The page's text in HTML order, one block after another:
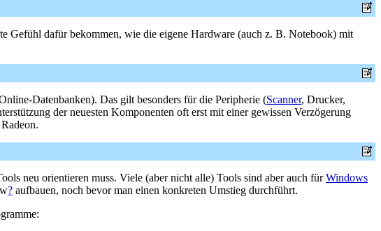
Gefühl dafür bekommen, wie die eigene Hardware (auch z. B. Notebook) mit
Datenbanken). Das gilt besonders für die Peripherie (Scanner, Drucker,
der neuesten Komponenten oft erst mit einer gewissen Verzögerung
neu orientieren muss. Viele (aber nicht alle) Tools sind aber auch fürWindows
? aufbauen, noch bevor man einen konkreten Umstieg durchführt.